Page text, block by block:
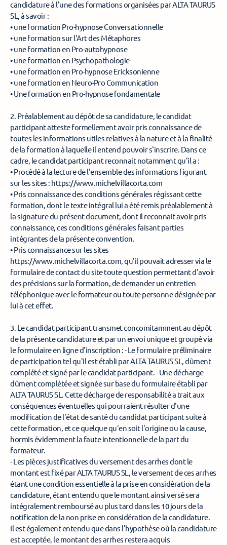
candidature à l'une des formations organisées par ALTA TAURUS
SL, à savoir :
• une formation Pro-hypnose Conversationnelle
• une formation sur l'Art des Métaphores
• une formation en Pro-autohypnose
• une formation en Psychopathologie
• une formation en Pro-hypnose Ericksonienne
• une formation en Neuro-Pro Communication
• Une formation en Pro-hypnose fondamentale
2. Préalablement au dépôt de sa candidature, le candidat
participant atteste formellement avoir pris connaissance de
toutes les informations utiles relatives à la nature et à la finalité
de la formation à laquelle il entend pouvoir s'inscrire. Dans ce
cadre, le candidat participant reconnait notamment qu'il a :
• Procédé à la lecture de l'ensemble des informations figurant
sur les sites : https://www.michelvillacorta.com
• Pris connaissance des conditions générales régissant cette
formation, dont le texte intégral lui a été remis préalablement à
la signature du présent document, dont il reconnait avoir pris
connaissance, ces conditions générales faisant parties
intégrantes de la présente convention.
• Pris connaissance sur les sites
https://www.michelvillacorta.com, qu'il pouvait adresser via le
formulaire de contact du site toute question permettant d'avoir
des précisions sur la formation, de demander un entretien
téléphonique avec le formateur ou toute personne désignée par
lui à cet effet.
3. Le candidat participant transmet concomitamment au dépôt
de la présente candidature et par un envoi unique et groupé via
le formulaire en ligne d'inscription : - Le formulaire préliminaire
de participation tel qu'il est établi par ALTA TAURUS SL, dûment
complété et signé par le candidat participant. - Une décharge
dûment complétée et signée sur base du formulaire établi par
ALTA TAURUS SL. Cette décharge de responsabilité a trait aux
conséquences éventuelles qui pourraient résulter d'une
modification de l'état de santé du candidat participant suite à
cette formation, et ce quelque qu'en soit l'origine ou la cause,
hormis évidemment la faute intentionnelle de la part du
formateur.
- Les pièces justificatives du versement des arrhes dont le
montant est fixé par ALTA TAURUS SL, le versement de ces arrhes
étant une condition essentielle à la prise en considération de la
candidature, étant entendu que le montant ainsi versé sera
intégralement remboursé au plus tard dans les 10 jours de la
notification de la non prise en considération de la candidature.
Il est également entendu que dans l'hypothèse où la candidature
est acceptée, le montant des arrhes restera acquis